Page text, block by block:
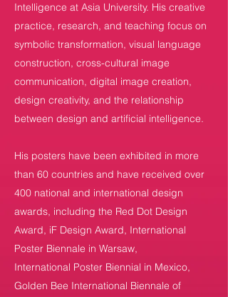
Intelligence at Asia University. His creative
practice, research, and teaching focus on
symbolic transformation, visual language
construction, cross-cultural image
communication, digital image creation,
design creativity, and the relationship
between design and artificial intelligence.
His posters have been exhibited in more
than 60 countries and have received over
400 national and international design
awards, including the Red Dot Design
Award, iF Design Award, International
Poster Biennale in Warsaw,
International Poster Biennial in Mexico,
Golden Bee International Biennale of